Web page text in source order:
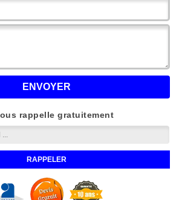
rappelle gratuitement